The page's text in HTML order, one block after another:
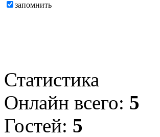
запомнить
Статистика
Онлайн всего: 5
Гостей: 5